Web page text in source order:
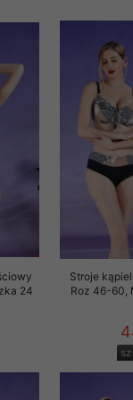
24
Stroje
Roz 46-60,
„Przejdź dalej”
Zgodę
tym o
ich
w tym
w Polityce
pełne